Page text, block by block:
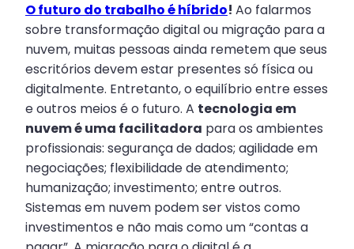
O futuro do trabalho é híbrido! Ao falarmos
sobre transformação digital ou migração para a
nuvem, muitas pessoas ainda remetem que seus
escritórios devem estar presentes só física ou
digitalmente. Entretanto, o equilíbrio entre esses
e outros meios é o futuro. A tecnologia em
nuvem é uma facilitadora para os ambientes
profissionais: segurança de dados; agilidade em
negociações; flexibilidade de atendimento;
humanização; investimento; entre outros.
Sistemas em nuvem podem ser vistos como
investimentos e não mais como um “contas a